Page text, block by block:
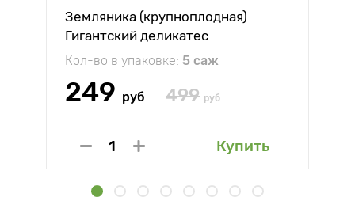
Земляника (крупноплодная)
Гигантский деликатес
Кол-во в упаковке: 5 саж
249 руб 499 руб
Купить